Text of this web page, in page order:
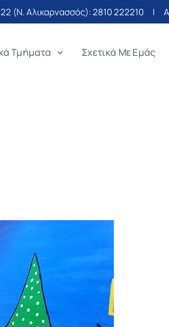
(Ν. Αλικαρνασσός):2810 222210 | Α.
Τμήματα Σχετικά Με Εμάς